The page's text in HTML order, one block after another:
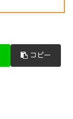
コピー